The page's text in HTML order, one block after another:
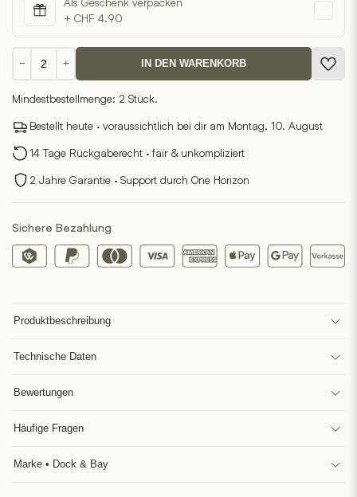
+ CHF 4.90
−
Waschlappen
Frog
+ IN DEN WARENKORB
Mindestbestellmenge: 2 Stück.
Bestellt heute · voraussichtlich bei dir am Montag, 10. August
14 Tage Rückgaberecht · fair & unkompliziert
2 Jahre Garantie · Support durch One Horizon
Sichere Bezahlung
Produktbeschreibung
Technische Daten
Bewertungen
Häufige Fragen
Marke • Dock & Bay